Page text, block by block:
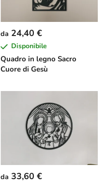
Quadro in legno Sacro
Cuore di Gesù
da 24,40 €
Disponibile
da 33,60 €